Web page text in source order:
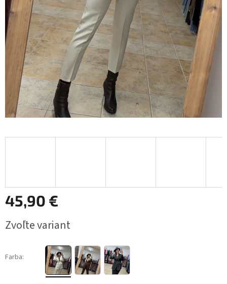
45,90 €
cena:
Zvoľte variant
Farba: